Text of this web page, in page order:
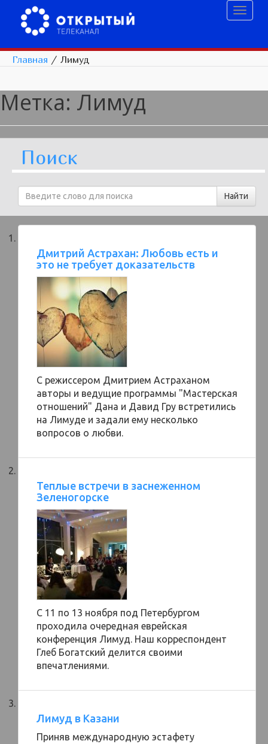
Главная / Лимуд
Метка: Лимуд
Поиск
Дмитрий Астрахан: Любовь есть и
это не требует доказательств
С режиссером Дмитрием Астраханом
авторы и ведущие программы "Мастерская
отношений" Дана и Давид Гру встретились
на Лимуде и задали ему несколько
вопросов о любви.
Теплые встречи в заснеженном
Зеленогорске
С 11 по 13 ноября под Петербургом
проходила очередная еврейская
конференция Лимуд. Наш корреспондент
Глеб Богатский делится своими
впечатлениями.
Лимуд в Казани
Приняв международную эстафету